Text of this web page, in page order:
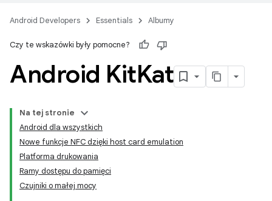
Android Developers Essentials Albumy
Czy te wskazówki były pomocne?
Android KitKat
Na tej stronie
Android dla wszystkich
Nowe funkcje NFC dzięki host card emulation
Platforma drukowania
Ramy dostępu do pamięci
Czujniki o małej mocy